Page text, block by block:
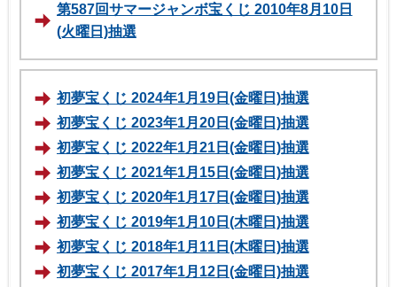
第587回サマージャンボ宝くじ 2010年8月10日
(火曜日)抽選
初夢宝くじ 2024年1月19日(金曜日)抽選
初夢宝くじ 2023年1月20日(金曜日)抽選
初夢宝くじ 2022年1月21日(金曜日)抽選
初夢宝くじ 2021年1月15日(金曜日)抽選
初夢宝くじ 2020年1月17日(金曜日)抽選
初夢宝くじ 2019年1月10日(木曜日)抽選
初夢宝くじ 2018年1月11日(木曜日)抽選
初夢宝くじ 2017年1月12日(金曜日)抽選